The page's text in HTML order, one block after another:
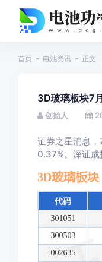
首页 电池资讯 正文
3D玻璃板块7
创始人
证券之星消息
0.37%。深证成